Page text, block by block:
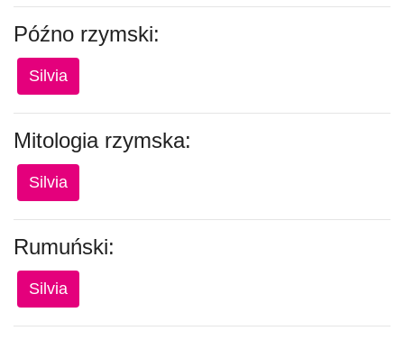
Późno rzymski:
Silvia
Mitologia rzymska:
Silvia
Rumuński:
Silvia